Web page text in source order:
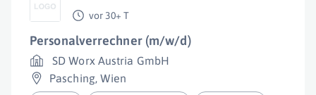
vor 30+ T
Personalverrechner (m/w/d)
SD Worx Austria GmbH
Pasching,Wien